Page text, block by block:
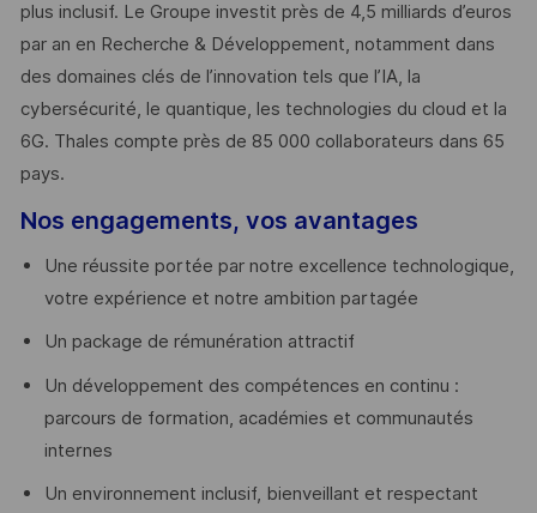
plus inclusif. Le Groupe investit près de 4,5 milliards d’euros
par an en Recherche & Développement, notamment dans
des domaines clés de l’innovation tels que l’IA, la
cybersécurité, le quantique, les technologies du cloud et la
6G. Thales compte près de 85 000 collaborateurs dans 65
pays. ​
Nos engagements, vos avantages
Une réussite portée par notre excellence technologique,
votre expérience et notre ambition partagée
Un package de rémunération attractif
Un développement des compétences en continu :
parcours de formation, académies et communautés
internes
Un environnement inclusif, bienveillant et respectant